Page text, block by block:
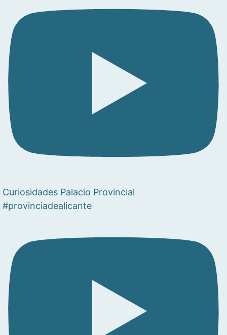
Curiosidades Palacio Provincial
#provinciadealicante